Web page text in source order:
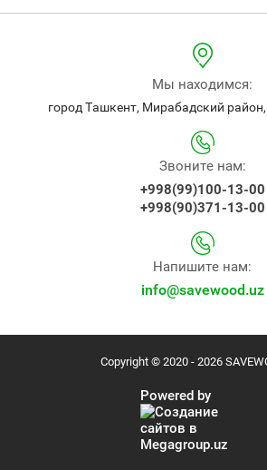
Мы находимся:
город Ташкент, Мирабадский
Звоните нам:
+998(99)100-13-00
+998(90)371-13-00
Напишите нам:
info@savewood.uz
Copyright © 2020 - 2026
Powered by